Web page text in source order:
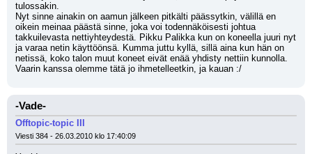
tulossakin.
Nyt sinne ainakin on aamun jälkeen pitkälti päässytkin, välillä en
oikein meinaa päästä sinne, joka voi todennäköisesti johtua
takkuilevasta nettiyhteydestä. Pikku Palikka kun on koneella juuri nyt
ja varaa netin käyttöönsä. Kumma juttu kyllä, sillä aina kun hän on
netissä, koko talon muut koneet eivät enää yhdisty nettiin kunnolla.
Vaarin kanssa olemme tätä jo ihmetelleetkin, ja kauan :/
-Vade-
Offtopic-topic III
Viesti 384 - 26.03.2010 klo 17:40:09